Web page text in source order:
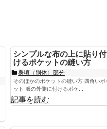
シンプルな布の上に貼り付
けるポケットの縫い方
身頃（胴体）部分
そのほかのポケットの縫い方 四角いポ
ット 服の外側に付けるポケ...
記事を読む